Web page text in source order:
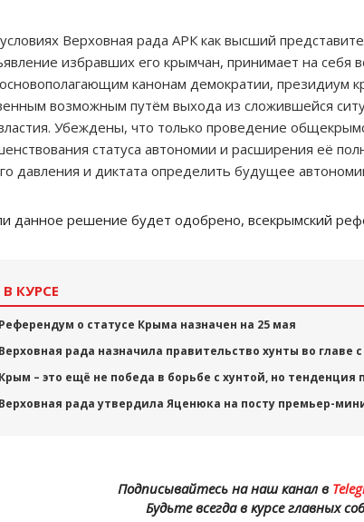
Верховная рада АРК как высший
избравших его крымчан, принимает на себя
канонам демократии, президиум
возможным путём выхода из сложившейся
Убеждены, что только проведение
статуса автономии и расширения её
давления и диктата определить будущее
данное решение будет одобрено, всекрымский
КУРСЕ
Референдум о статусе Крыма назначен на 25 мая
Верховная рада назначила правительство хунты во главе
Крым – это ещё не победа в борьбе с хунтой, но тенденция
Верховная рада утвердила Яценюка на посту премьер-
Подписывайтесь на наш канал в
Будьте всегда в курсе главных